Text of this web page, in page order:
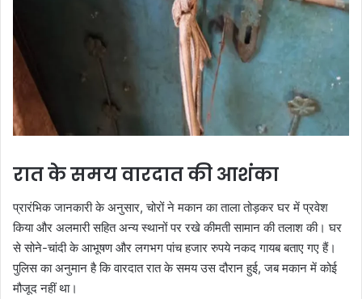
रात के समय वारदात की आशंका
प्रारंभिक जानकारी के अनुसार, चोरों ने मकान का ताला तोड़कर घर में प्रवेश
किया और अलमारी सहित अन्य स्थानों पर रखे कीमती सामान की तलाश की। घर
से सोने-चांदी के आभूषण और लगभग पांच हजार रुपये नकद गायब बताए गए हैं।
पुलिस का अनुमान है कि वारदात रात के समय उस दौरान हुई, जब मकान में कोई
मौजूद नहीं था।